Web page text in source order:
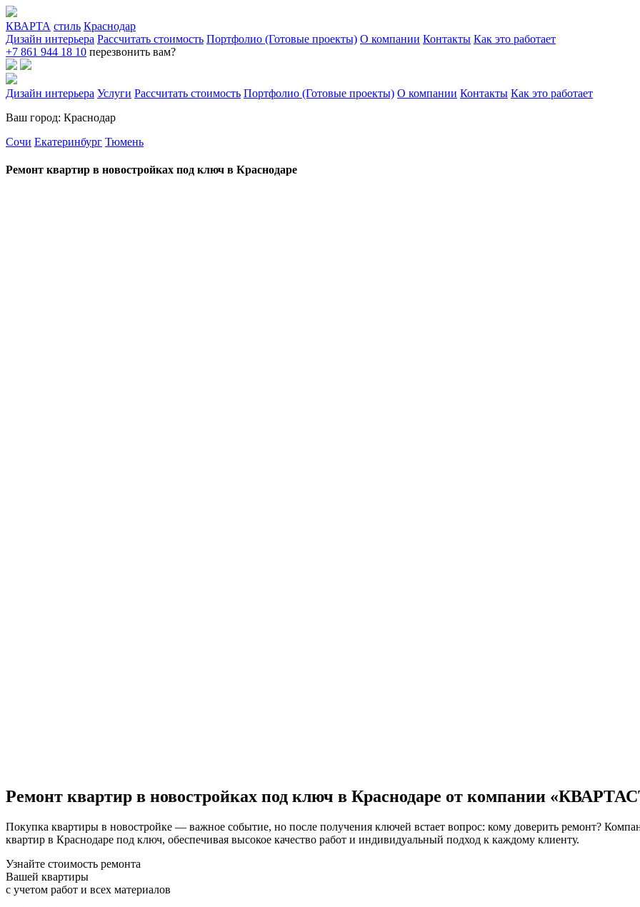
КВАРТА стиль Краснодар
Дизайн интерьера Рассчитать стоимость Портфолио (Готовые проекты) О компании Контакты Как это работает
+7 861 944 18 10 перезвонить вам?
Дизайн интерьера Услуги Рассчитать стоимость Портфолио (Готовые проекты) О компании Контакты Как это работает
Ваш город: Краснодар
Сочи Екатеринбург Тюмень
Ремонт квартир в новостройках под ключ в Краснодаре
Ремонт квартир в новостройках под ключ в Краснодаре от компании
Покупка квартиры в новостройке — важное событие, но после получения ключей встает вопрос: кому доверить ремонт?
квартир в Краснодаре под ключ, обеспечивая высокое качество работ и индивидуальный подход к каждому клиенту.
Узнайте стоимость ремонта
Вашей квартиры
с учетом работ и всех материалов